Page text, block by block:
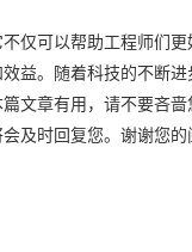
仅可以帮助工程师们
益。随着科技的不断
文章有用，请不要吝
及时回复您。谢谢您的